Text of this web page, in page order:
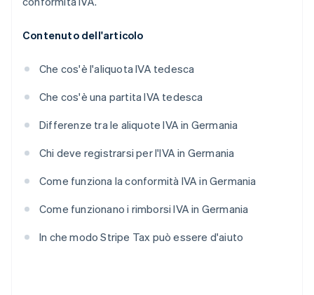
Contenuto dell'articolo
Che cos'è l'aliquota IVA tedesca
Che cos'è una partita IVA tedesca
Differenze tra le aliquote IVA in Germania
Chi deve registrarsi per l'IVA in Germania
Come funziona la conformità IVA in Germania
Come funzionano i rimborsi IVA in Germania
In che modo Stripe Tax può essere d'aiuto